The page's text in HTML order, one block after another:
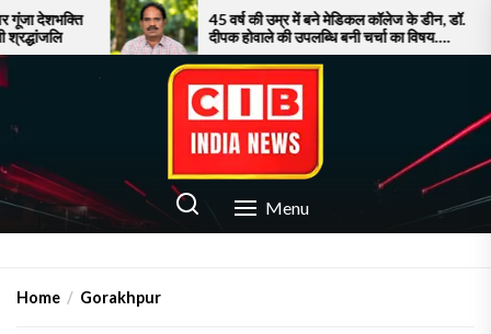
Skip
to
the
content
45 वर्ष की उम्र में बने मेडिकल कॉलेज के डीन, डॉ.
दीपक होवाले की उपलब्धि बनी चर्चा का विषय….
CIB INDIA NEWS
Latest News in Azamgarh Menu
Home Gorakhpur